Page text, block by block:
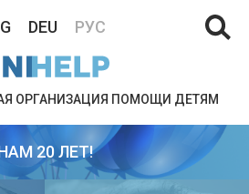
DEU РУС
ОРГАНИЗАЦИЯ ПОМОЩИ ДЕТЯМ
20 ЛЕТ!